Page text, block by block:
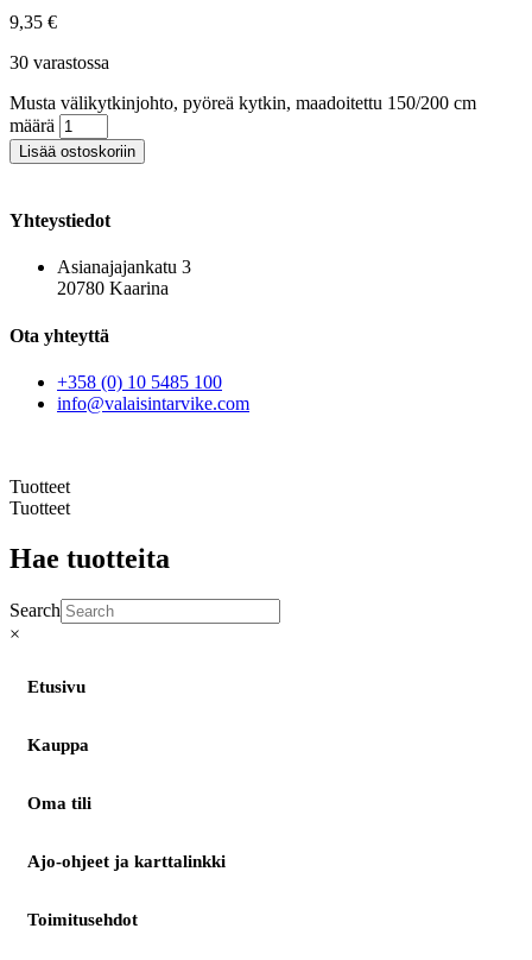
9,35 €
30 varastossa
Musta välikytkinjohto, pyöreä kytkin, maadoitettu 150/200 cm
määrä
Lisää ostoskoriin
Yhteystiedot
Asianajajankatu 3
20780 Kaarina
Ota yhteyttä
+358 (0) 10 5485 100
info@valaisintarvike.com
Tuotteet
Tuotteet
Hae tuotteita
Search
×
Etusivu
Kauppa
Oma tili
Ajo-ohjeet ja karttalinkki
Toimitusehdot